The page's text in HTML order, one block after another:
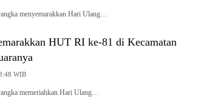
menyemarakkan Hari Ulang…
HUT RI ke-81 di Kecamatan
WIB
memeriahkan Hari Ulang…